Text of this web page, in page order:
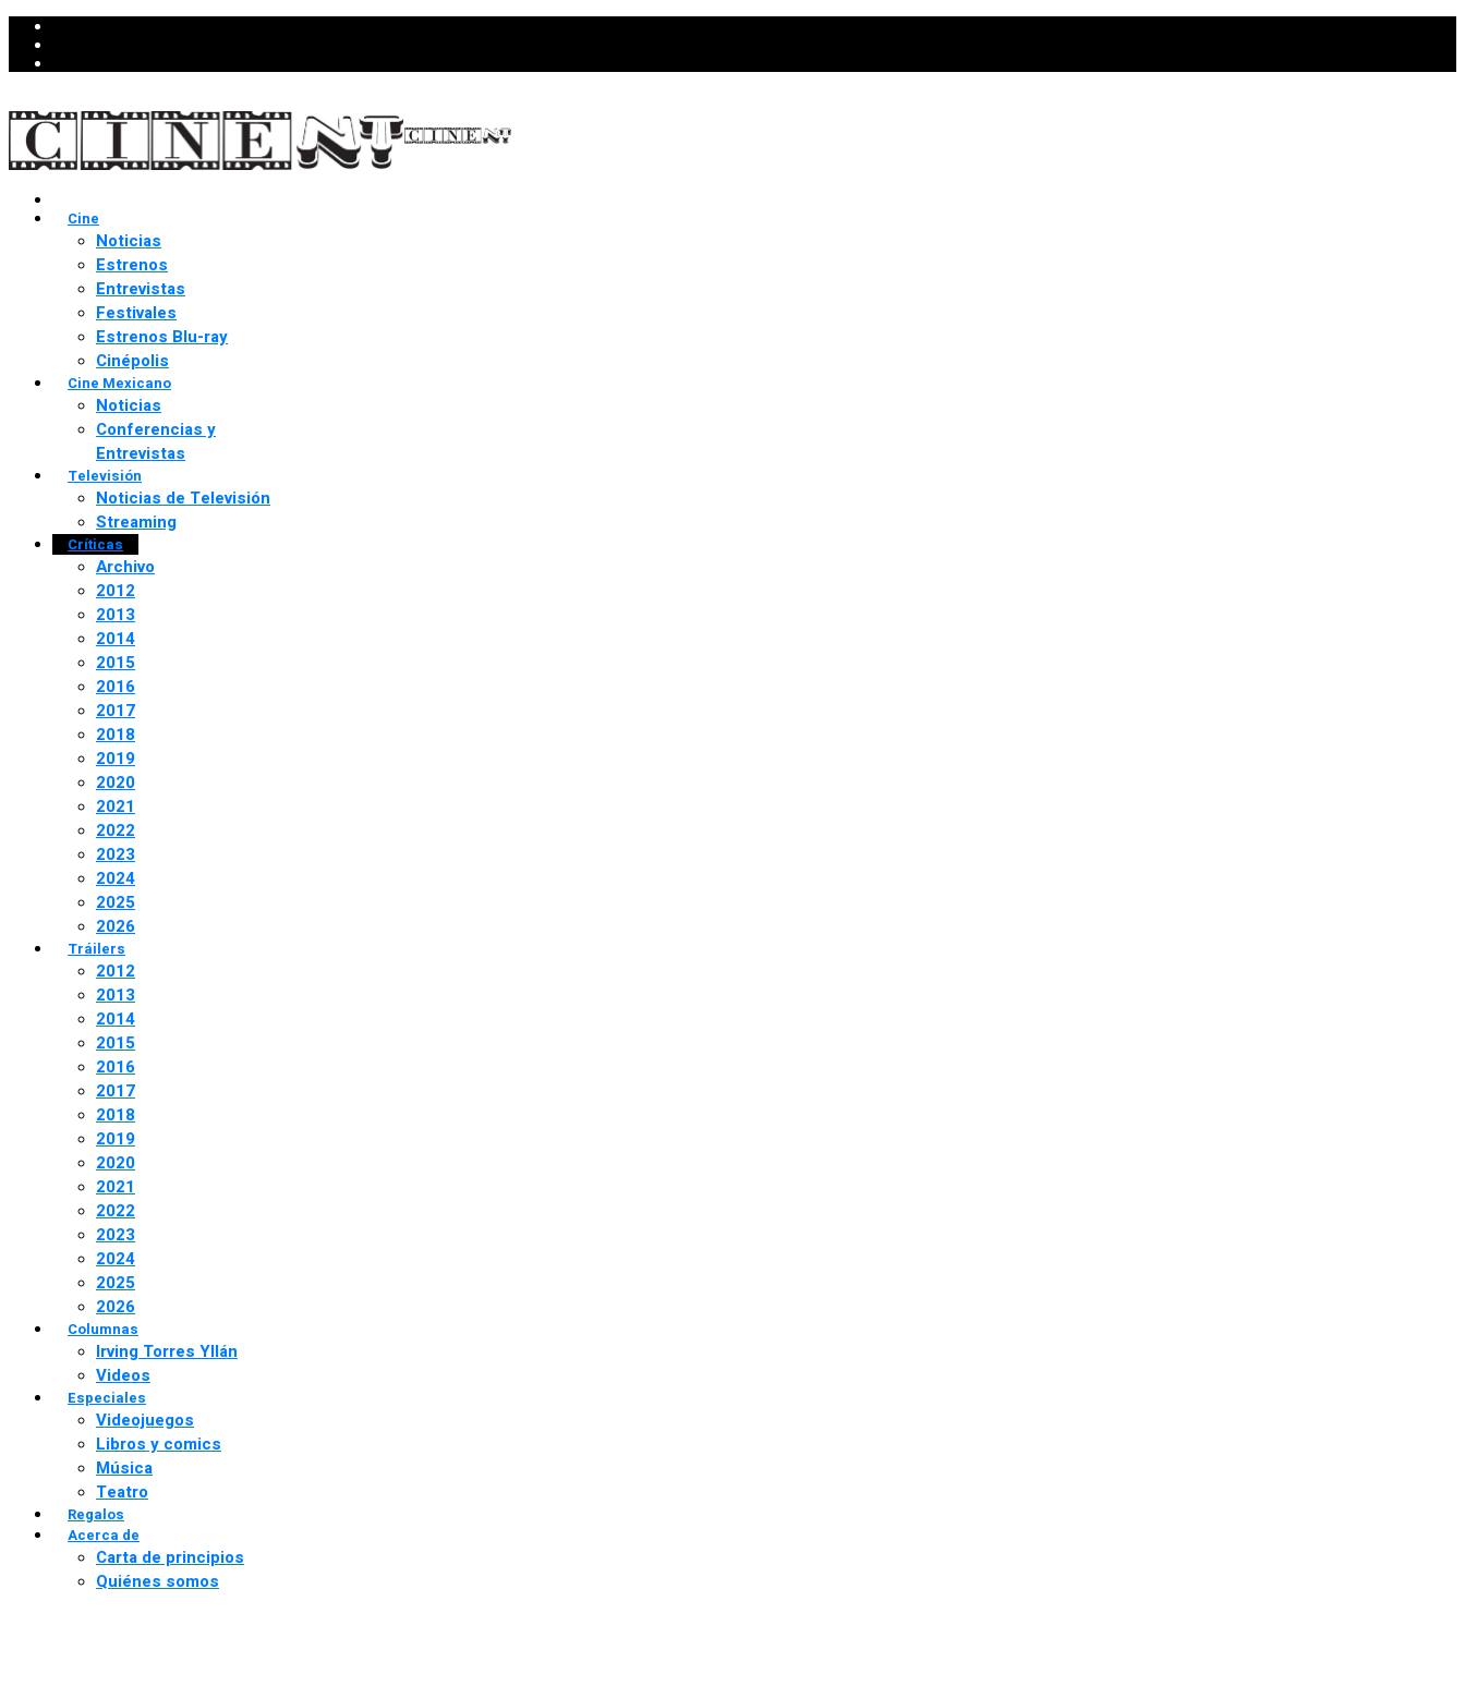
Cine
Noticias
Estrenos
Entrevistas
Festivales
Estrenos Blu-ray
Cinépolis
Cine Mexicano
Noticias
Conferencias y
Entrevistas
Televisión
Noticias de Televisión
Streaming
Críticas
Archivo
2012
2013
2014
2015
2016
2017
2018
2019
2020
2021
2022
2023
2024
2025
2026
Tráilers
2012
2013
2014
2015
2016
2017
2018
2019
2020
2021
2022
2023
2024
2025
2026
Columnas
Irving Torres Yllán
Videos
Especiales
Videojuegos
Libros y comics
Música
Teatro
Regalos
Acerca de
Carta de principios
Quiénes somos